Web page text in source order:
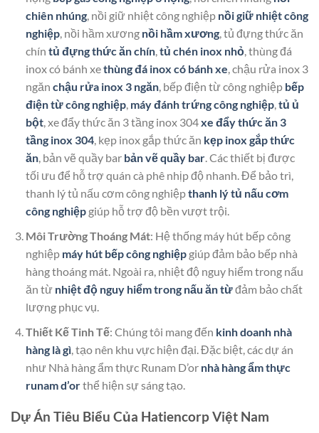
chiên nhúng, nồi giữ nhiệt công nghiệp nồi giữ nhiệt công
nghiệp, nồi hầm xương nồi hầm xương, tủ đựng thức ăn
chín tủ đựng thức ăn chín,tủ chén inox nhỏ, thùng đá
inox có bánh xethùng đá inox có bánh xe, chậu rửa inox 3
ngăn chậu rửa inox 3 ngăn, bếp điện từ công nghiệp bếp
điện từ công nghiệp, máy đánh trứng công nghiệp,tủ ủ
bột, xe đẩy thức ăn 3 tầng inox 304xe đẩy thức ăn 3
tầng inox 304, kẹp inox gắp thức ăn kẹp inox gắp thức
ăn, bản vẽ quầy bar bản vẽ quầy bar. Các thiết bị được
tối ưu để hỗ trợ quán cà phê nhịp độ nhanh. Để bảo trì,
thanh lý tủ nấu cơm công nghiệpthanh lý tủ nấu cơm
công nghiệpgiúp hỗ trợ độ bền vượt trội.
Môi Trường Thoáng Mát: Hệ thống máy hút bếp công
nghiệp máy hút bếp công nghiệpgiúp đảm bảo bếp nhà
hàng thoáng mát. Ngoài ra, nhiệt độ nguy hiểm trong nấu
ăn từ nhiệt độ nguy hiểm trong nấu ăn từđảm bảo chất
lượng phục vụ.
Thiết Kế Tinh Tế: Chúng tôi mang đến kinh doanh nhà
hàng là gì, tạo nên khu vực hiện đại. Đặc biệt, các dự án
như Nhà hàng ẩm thực Runam D’or nhà hàng ẩm thực
runam d’orthể hiện sự sáng tạo.
Dự Án Tiêu Biểu Của Hatiencorp Việt Nam